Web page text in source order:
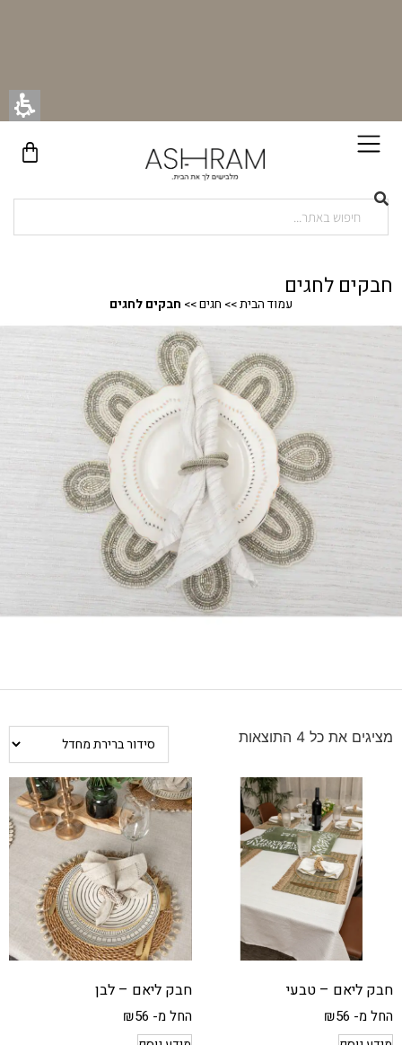
חבקים לחגים
עמוד הבית>> חגים>> חבקים לחגים
מציגים את כל ⁦4⁩ התוצאות
חבק ליאם – טבעי
החל מ- ₪56
חבק ליאם – לבן
החל מ- ₪56